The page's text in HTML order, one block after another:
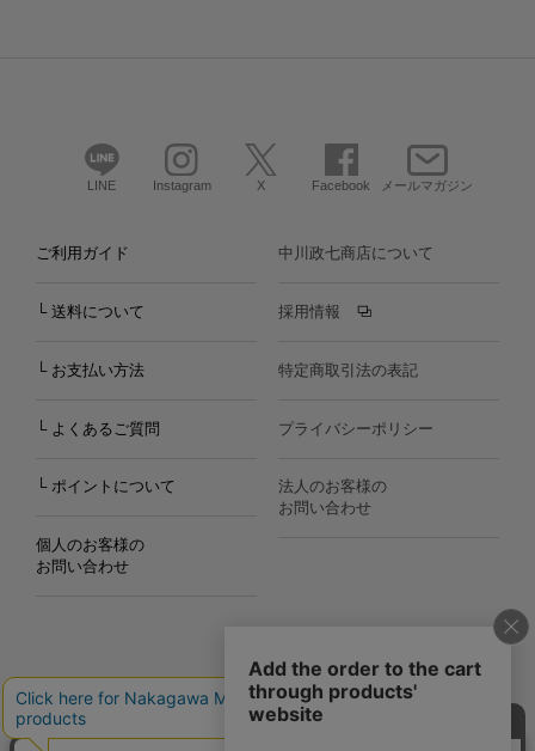
LINE Instagram X Facebook メールマガジン
ご利用ガイド
└ 送料について
└ お支払い方法
└ よくあるご質問
└ ポイントについて
個人のお客様の
お問い合わせ
中川政七商店について
採用情報
特定商取引法の表記
プライバシーポリシー
法人のお客様の
お問い合わせ